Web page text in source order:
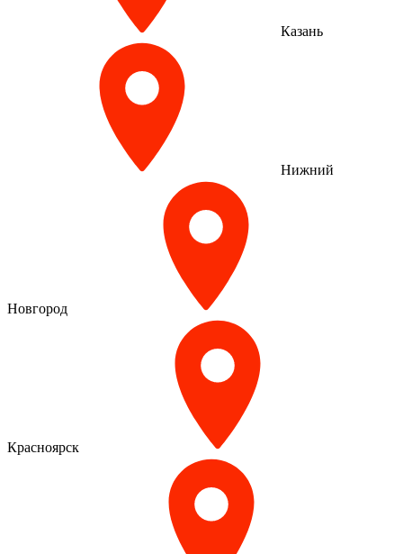
Казань
Нижний
Новгород
Красноярск